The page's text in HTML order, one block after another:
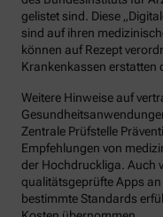
gelistet sind. Diese
sind auf ihren
können auf Rezept
Krankenkassen erstatten
Weitere Hinweise auf
Zentrale Prüfstelle
Empfehlungen von
der Hochdruckliga. Auch
qualitätsgeprüfte Apps
bestimmte Standards